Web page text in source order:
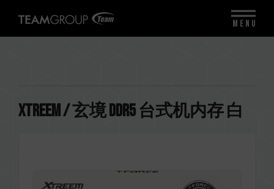
XTREEM / 玄境 DDR5 台式机内存 白
MENU